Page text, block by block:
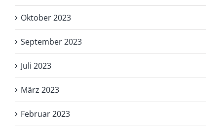
Oktober 2023
September 2023
Juli 2023
März 2023
Februar 2023